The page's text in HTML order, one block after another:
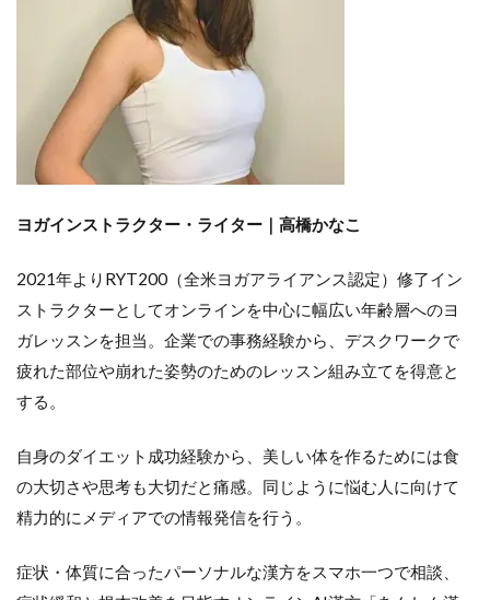
ヨガインストラクター・ライター｜ 高橋かなこ
2021年よりRYT200（全米ヨガアライアンス認定）修了イン
ストラクターとしてオンラインを中心に幅広い年齢層へのヨ
ガレッスンを担当。企業での事務経験から、デスクワークで
疲れた部位や崩れた姿勢のためのレッスン組み立てを得意と
する。
自身のダイエット成功経験から、美しい体を作るためには食
の大切さや思考も大切だと痛感。同じように悩む人に向けて
精力的にメディアでの情報発信を行う。
症状・体質に合ったパーソナルな漢方をスマホ一つで相談、